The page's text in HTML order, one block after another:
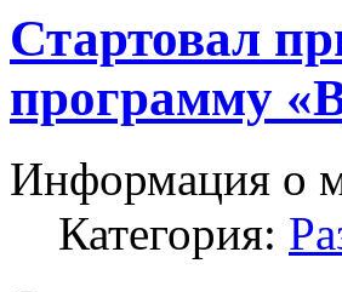
Стартовал
программу
Информация о
Категория: